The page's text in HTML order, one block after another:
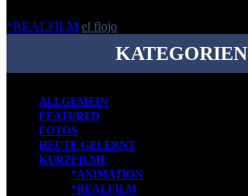
*REALFILM el flojo
KATEGORIEN
ALLGEMEIN
FEATURED
FOTOS
HEUTE GELERNT
KURZFILME
*ANIMATION
*REALFILM